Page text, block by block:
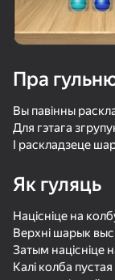
Ускользни от Лазера
Пра
Вы павінны
Для гэтага
І раскладзеце
Як гуляць
Націсніце на
Верхні шарык
Затым націсніце
Калі колба